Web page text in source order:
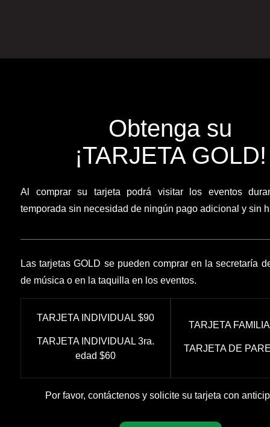
Obtenga su
¡TARJETA GOLD!
Al comprar su tarjeta podrá visitar los eventos
temporada sin necesidad de ningún pago adicional y sin
Las tarjetas GOLD se pueden comprar en la secretaría
de música o en la taquilla en los eventos.
TARJETA INDIVIDUAL $90
TARJETA INDIVIDUAL 3ra.
edad $60
TARJETA
TARJETA DE
Por favor, contáctenos y solicite su tarjeta con